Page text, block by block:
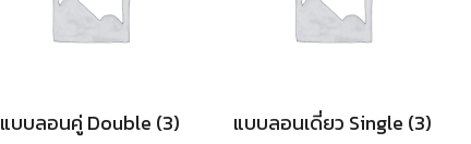
แบบลอนคู่ Double (3) แบบลอนเดี่ยว Single (3)